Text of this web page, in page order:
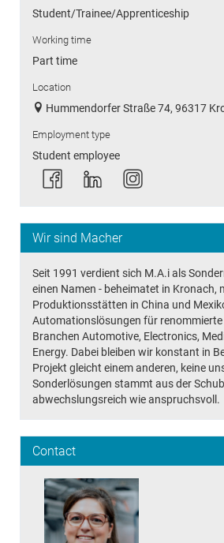
Student/Trainee/Apprenticeship
Working time
Part time
Location
Hummendorfer Straße 74, 96317
Employment type
Student employee
Wir sind Macher
Seit 1991 verdient sich M.A.i als
einen Namen - beheimatet in Kronach,
Produktionsstätten in China und
Automationslösungen für renommierte
Branchen Automotive, Electronics,
Energy. Dabei bleiben wir konstant in
Projekt gleicht einem anderen, keine
Sonderlösungen stammt aus der
abwechslungsreich wie anspruchsvoll.
Contact